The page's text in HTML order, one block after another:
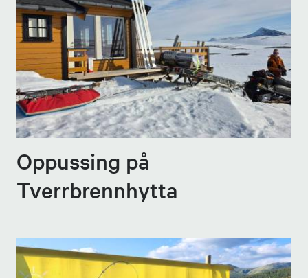
Oppussing på
Tverrbrennhytta